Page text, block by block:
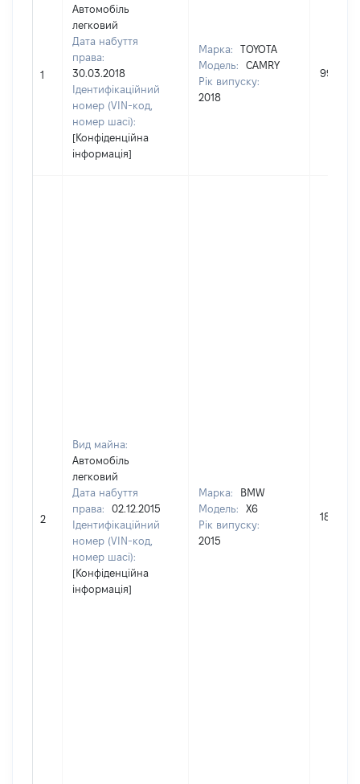
1
Автомобіль
легковий
Дата набуття
права:
30.03.2018
Ідентифікаційний
номер (VIN-код,
номер шасі):
[Конфіденційна
інформація]
Марка:
TOYOTA
Модель:
CAMRY
Рік випуску:
2018
999624
2
Вид майна:
Автомобіль
легковий
Дата набуття
права:
02.12.2015
Ідентифікаційний
номер (VIN-код,
номер шасі):
[Конфіденційна
інформація]
Марка:
BMW
Модель:
X6
Рік випуску:
2015
1802530